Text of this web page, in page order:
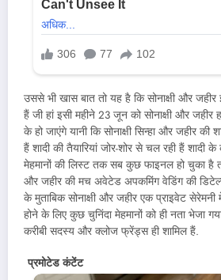
उससे भी खास बात तो यह है कि सोनाक्षी और जहीर
हैं जी हां इसी महीने 23 जून को सोनाक्षी और
के हो जाएंगे यानी कि सोनाक्षी सिन्हा और जहीर की
हैं शादी की तैयारियां जोर-शोर से चल रही हैं शादी
मेहमानों की लिस्ट तक सब कुछ फाइनल हो चुका है
और जहीर की मच अवेटेड अपकमिंग वेडिंग की डिटेल्स
के मुताबिक सोनाक्षी और जहीर एक प्राइवेट
होने के लिए कुछ चुनिंदा मेहमानों को ही नता भेजा
करीबी सदस्य और क्लोज फ्रेंड्स ही शामिल हैं.